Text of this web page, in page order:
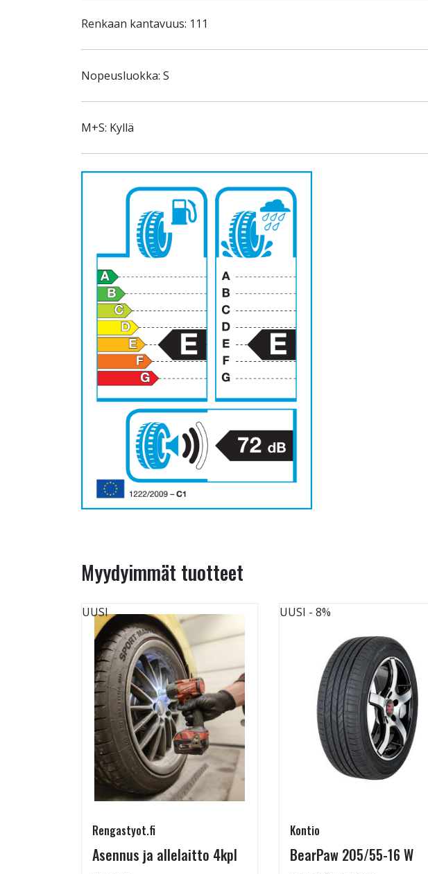
Renkaan kantavuus: 111
Nopeusluokka: S
M+S: Kyllä
Myydyimmät tuotteet
UUSI
Rengastyot.fi
Asennus ja allelaitto 4kpl
UUSI - 8%
Kontio
BearPaw 205/55-16 W